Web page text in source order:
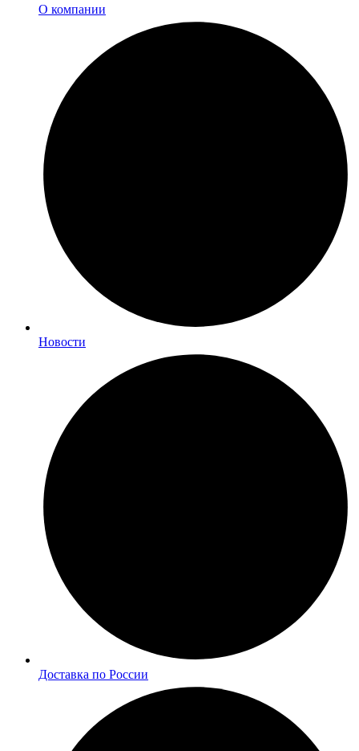
О компании
Новости
Доставка по России